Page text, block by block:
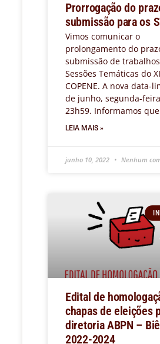
Prorrogação do
submissão para os
Vimos comunicar o
prolongamento do
submissão de
Sessões Temáticas do
COPENE. A nova data-
de junho, segunda-
23h59. Informamos
LEIA MAIS »
junho 10, 2022 Nenhum
Edital de
chapas de eleições
diretoria ABPN –
2022-2024